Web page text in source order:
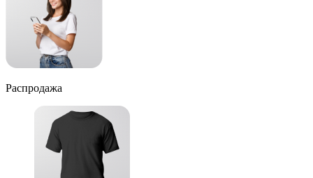
Распродажа